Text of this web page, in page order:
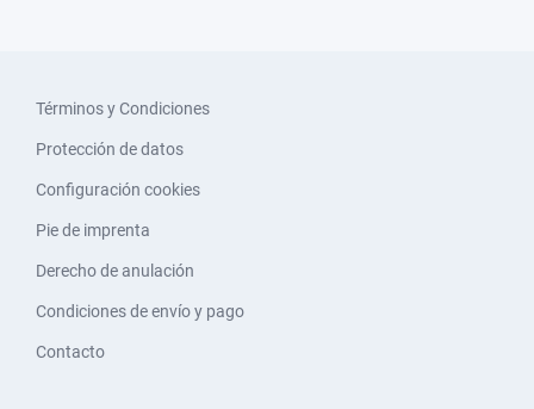
Términos y Condiciones
Protección de datos
Configuración cookies
Pie de imprenta
Derecho de anulación
Condiciones de envío y pago
Contacto